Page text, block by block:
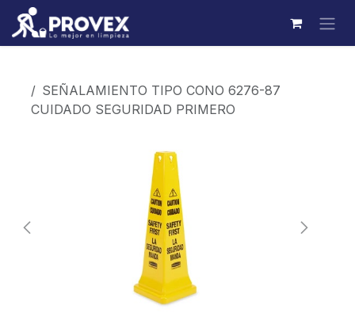
Ir al contenido
SEÑALAMIENTO TIPO CONO 6276-87
CUIDADO SEGURIDAD PRIMERO